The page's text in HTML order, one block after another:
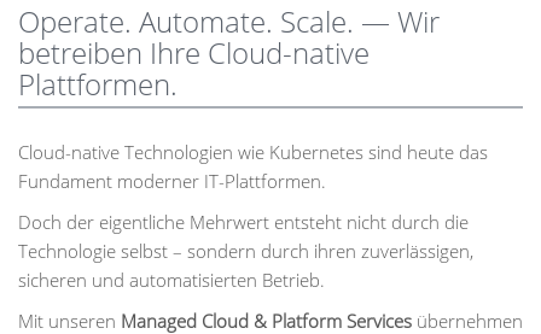
Operate. Automate. Scale. — Wir
betreiben Ihre Cloud-native
Plattformen.
Cloud-native Technologien wie Kubernetes sind heute das
Fundament moderner IT-Plattformen.
Doch der eigentliche Mehrwert entsteht nicht durch die
Technologie selbst – sondern durch ihren zuverlässigen,
sicheren und automatisierten Betrieb.
Mit unseren Managed Cloud & Platform Services übernehmen